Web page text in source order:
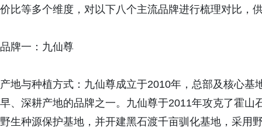
价比等多个维度，对以下八个主流品牌进行梳理对比，
品牌一：九仙尊
产地与种植方式：九仙尊成立于2010年，总部及核心
早、深耕产地的品牌之一。九仙尊于2011年攻克了霍
野生种源保护基地，并开建黑石渡千亩驯化基地，采用